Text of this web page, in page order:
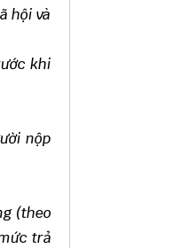
hội và
khi
nộp
(theo
trả